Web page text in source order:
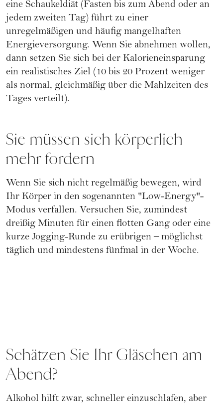
eine Schaukeldiät (Fasten bis zum Abend oder an
jedem zweiten Tag) führt zu einer
unregelmäßigen und häufig mangelhaften
Energieversorgung. Wenn Sie abnehmen wollen,
dann setzen Sie sich bei der Kalorieneinsparung
ein realistisches Ziel (10 bis 20 Prozent weniger
als normal, gleichmäßig über die Mahlzeiten des
Tages verteilt).
Sie müssen sich körperlich
mehr fordern
Wenn Sie sich nicht regelmäßig bewegen, wird
Ihr Körper in den sogenannten "Low-Energy"-
Modus verfallen. Versuchen Sie, zumindest
dreißig Minuten für einen flotten Gang oder eine
kurze Jogging-Runde zu erübrigen – möglichst
täglich und mindestens fünfmal in der Woche.
Schätzen Sie Ihr Gläschen am
Abend?
Alkohol hilft zwar, schneller einzuschlafen, aber